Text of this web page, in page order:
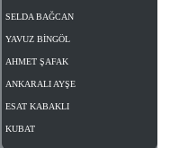
SELDA BAĞCAN
YAVUZ BİNGÖL
AHMET ŞAFAK
ANKARALI AYŞE
ESAT KABAKLI
KUBAT